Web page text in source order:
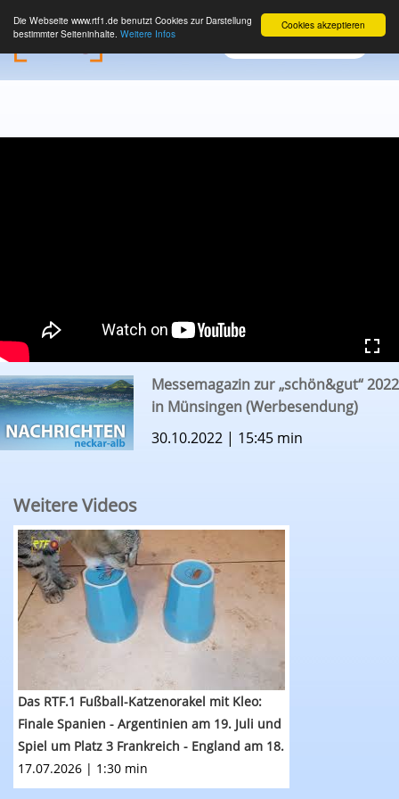
Cookies akzeptieren
Die Webseite www.rtf1.de benutzt Cookies zur Darstellung
bestimmter Seiteninhalte. Weitere Infos
Messemagazin zur „schön&gut“ 2022
in Münsingen (Werbesendung)
30.10.2022 | 15:45 min
Weitere Videos
Das RTF.1 Fußball-Katzenorakel mit Kleo:
Das RTF.1 Fußball-Katzenorakel mit Kleo:
Finale Spanien - Argentinien am 19. Juli und
Spiel um Platz 3 Frankreich - England am 18.
Juli (zur Fußballweltmeisterschaft 2026)
17.07.2026 | 1:30 min